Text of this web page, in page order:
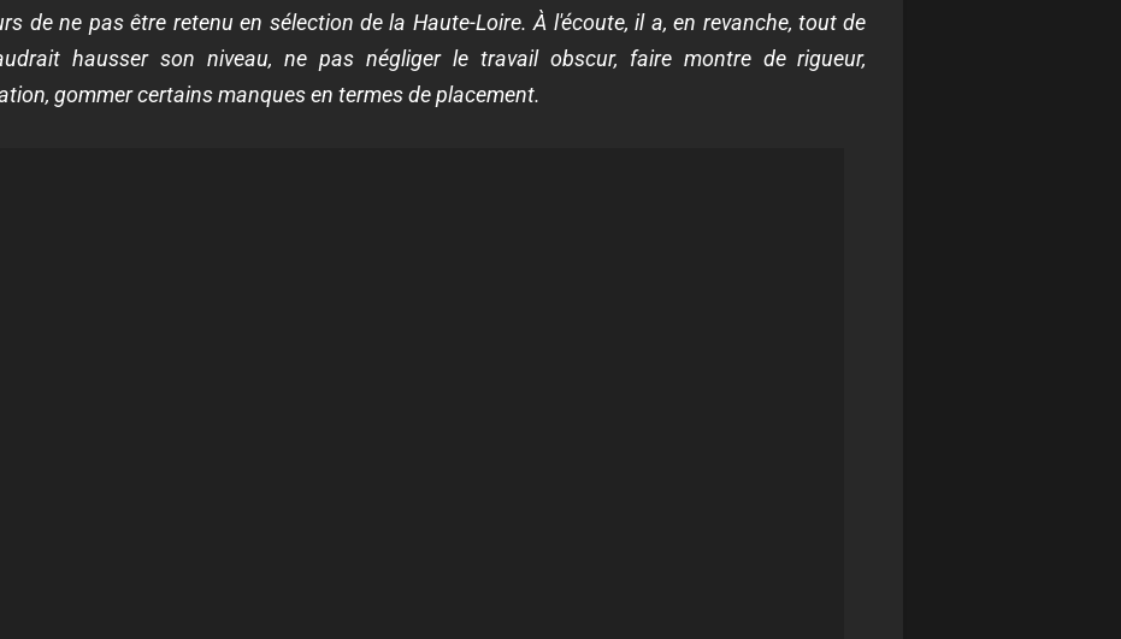
de ne pas être retenu en sélection de la Haute-Loire. À l'écoute, il a, en revanche, tout de
hausser son niveau, ne pas négliger le travail obscur, faire montre de rigueur,
gommer certains manques en termes de placement.